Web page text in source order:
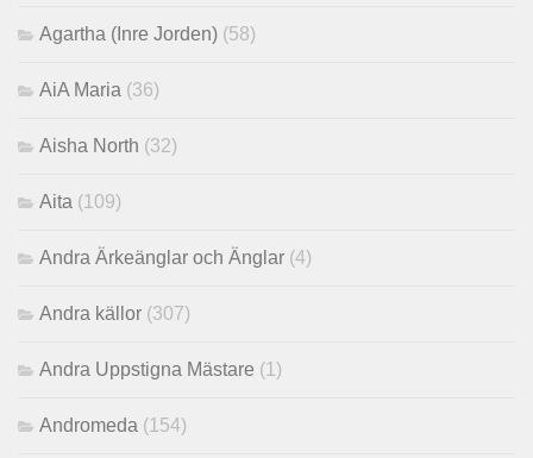
Agartha (Inre Jorden) (58)
AiA Maria (36)
Aisha North (32)
Aita (109)
Andra Ärkeänglar och Änglar (4)
Andra källor (307)
Andra Uppstigna Mästare (1)
Andromeda (154)